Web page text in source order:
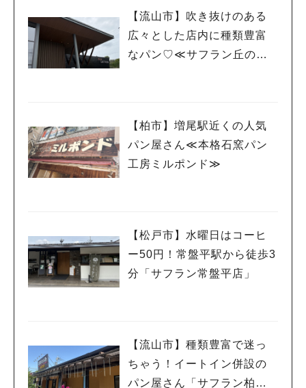
【流山市】吹き抜けのある
広々とした店内に種類豊富
なパン♡≪サフラン丘の上店
【柏市】増尾駅近くの人気
パン屋さん≪本格石窯パン
工房ミルポンド≫
【松戸市】水曜日はコーヒ
ー50円！常盤平駅から徒歩3
分「サフラン常盤平店」
【流山市】種類豊富で迷っ
ちゃう！イートイン併設の
パン屋さん「サフラン柏の
#教えたい／教えて投稿記事
#教えたい/こんなの見つけた